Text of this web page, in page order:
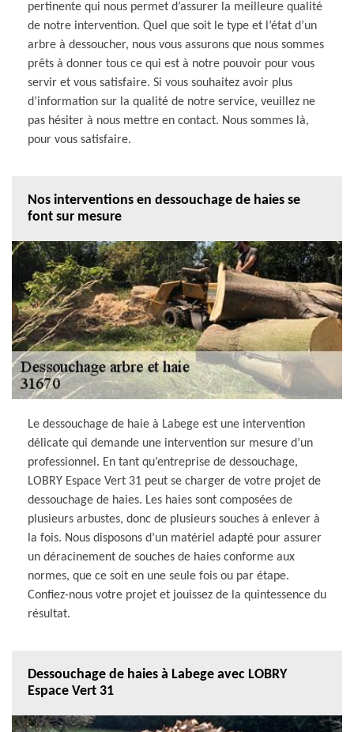
pertinente qui nous permet d’assurer la meilleure qualité
de notre intervention. Quel que soit le type et l’état d’un
arbre à dessoucher, nous vous assurons que nous sommes
prêts à donner tous ce qui est à notre pouvoir pour vous
servir et vous satisfaire. Si vous souhaitez avoir plus
d’information sur la qualité de notre service, veuillez ne
pas hésiter à nous mettre en contact. Nous sommes là,
pour vous satisfaire.
Nos interventions en dessouchage de haies se
font sur mesure
Le dessouchage de haie à Labege est une intervention
délicate qui demande une intervention sur mesure d’un
professionnel. En tant qu’entreprise de dessouchage,
LOBRY Espace Vert 31 peut se charger de votre projet de
dessouchage de haies. Les haies sont composées de
plusieurs arbustes, donc de plusieurs souches à enlever à
la fois. Nous disposons d’un matériel adapté pour assurer
un déracinement de souches de haies conforme aux
normes, que ce soit en une seule fois ou par étape.
Confiez-nous votre projet et jouissez de la quintessence du
résultat.
Dessouchage de haies à Labege avec LOBRY
Espace Vert 31